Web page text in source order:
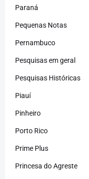
Paraná
Pequenas Notas
Pernambuco
Pesquisas em geral
Pesquisas Históricas
Piauí
Pinheiro
Porto Rico
Prime Plus
Princesa do Agreste